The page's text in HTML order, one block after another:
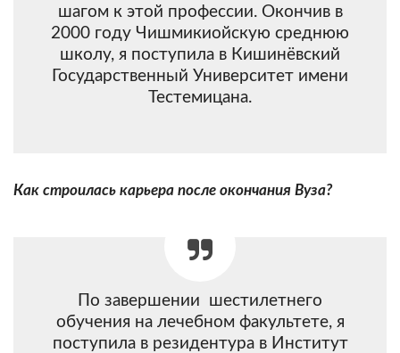
шагом к этой профессии. Окончив в
2000 году Чишмикиойскую среднюю
школу, я поступила в Кишинёвский
Государственный Университет имени
Тестемицана.
Как строилась карьера после окончания Вуза?
По завершении шестилетнего
обучения на лечебном факультете, я
поступила в резидентура в Институт